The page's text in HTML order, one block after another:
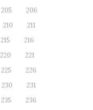
205
206
210
211
215
216
220
221
225
226
230
231
235
236